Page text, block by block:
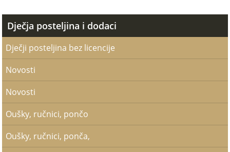
Dječja posteljina i dodaci
Dječji posteljina bez licencije
Novosti
Novosti
Oušky, ručnici, pončo
Oušky, ručnici, ponča,